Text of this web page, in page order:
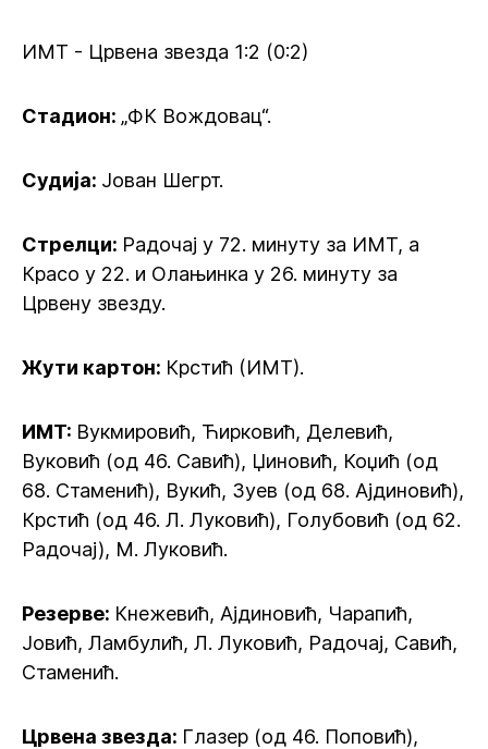
ИМТ - Црвена звезда 1:2 (0:2)
Стадион: „ФК Вождовац“.
Судија: Јован Шегрт.
Стрелци: Радочај у 72. минуту за ИМТ, а
Красо у 22. и Олањинка у 26. минуту за
Црвену звезду.
Жути картон: Крстић (ИМТ).
ИМТ: Вукмировић, Ћирковић, Делевић,
Вуковић (од 46. Савић), Џиновић, Коџић (од
68. Стаменић), Вукић, Зуев (од 68. Ајдиновић),
Крстић (од 46. Л. Луковић), Голубовић (од 62.
Радочај), М. Луковић.
Резерве: Кнежевић, Ајдиновић, Чарапић,
Јовић, Ламбулић, Л. Луковић, Радочај, Савић,
Стаменић.
Црвена звезда: Глазер (од 46. Поповић),